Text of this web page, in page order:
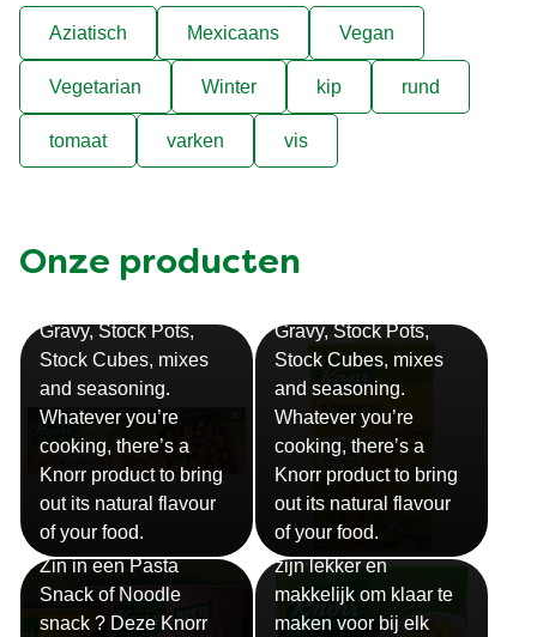
Aziatisch Mexicaans Vegan
Vegetarian Winter kip rund
tomaat varken vis
Onze producten
Gravy, Stock Pots,
Stock Cubes, mixes
and seasoning.
Whatever you’re
cooking, there’s a
Knorr product to bring
out its natural flavour
of your food.
Gravy, Stock Pots,
Stock Cubes, mixes
and seasoning.
Whatever you’re
cooking, there’s a
Knorr product to bring
out its natural flavour
of your food.
Snackpots
Zin in een Pasta
Snack of Noodle
snack ? Deze Knorr
Sauzen
Onze Knorr sauzen
zijn lekker en
makkelijk om klaar te
maken voor bij elk